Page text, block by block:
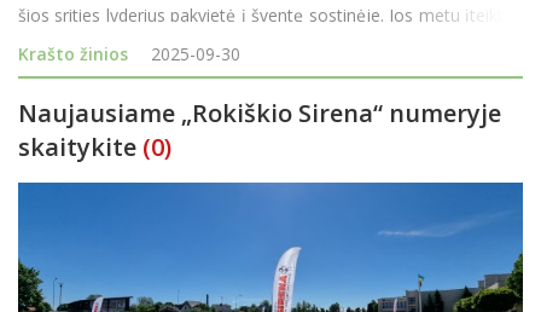
šios srities lyderius pakvietė į šventę sostinėje. Jos metu įteiktos
„Gerumo žvaigždės“ – aukščiausias Socialinės apsaugos ir darbo
min
Krašto žinios 2025-09-30
Naujausiame „Rokiškio Sirena“ numeryje
skaitykite (0)